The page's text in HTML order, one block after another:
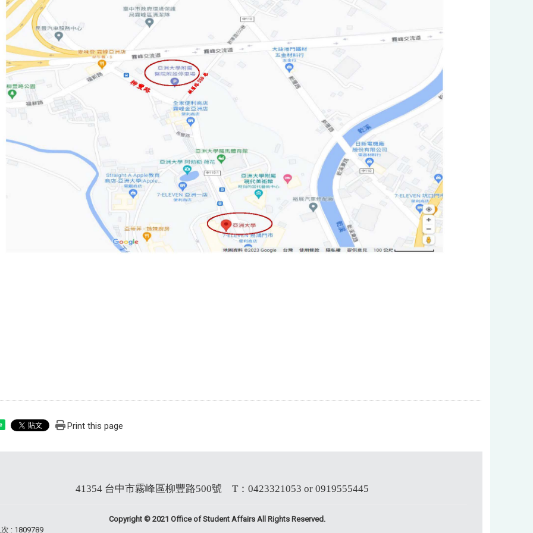
Print this page
41354 台中市霧峰區柳豐路500號 T：0423321053 or 0919555445
Copyright © 2021 Office of Student Affairs All Rights Reserved.
: 1809789